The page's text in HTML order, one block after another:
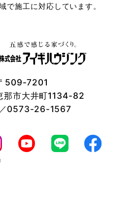
で施工に対応しています。
509-7201
那市大井町1134-82
0573-26-1567